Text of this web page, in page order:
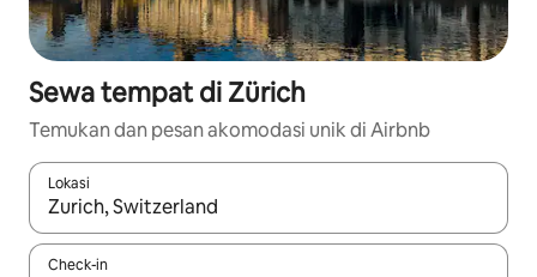
Sewa tempat di Zürich
Temukan dan pesan akomodasi unik di Airbnb
Lokasi
Jika hasil yang dicari tersedia, telusuri dengan tombol panah
Check-in